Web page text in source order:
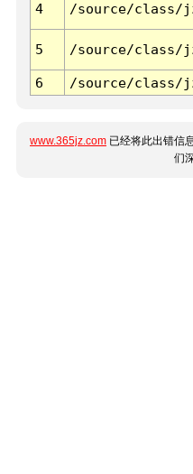
4 /source/class/
5 /source/class/
6 /source/class/
www.365jz.com 已经将此出错信
们